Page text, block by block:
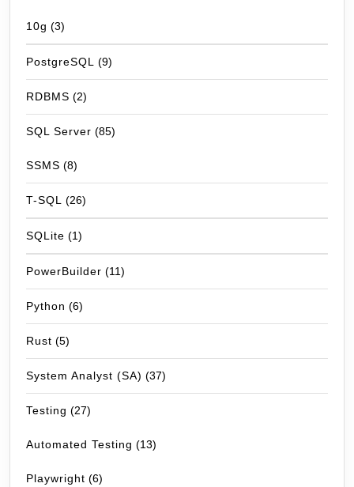
10g (3)
PostgreSQL (9)
RDBMS (2)
SQL Server (85)
SSMS (8)
T-SQL (26)
SQLite (1)
PowerBuilder (11)
Python (6)
Rust (5)
System Analyst (SA) (37)
Testing (27)
Automated Testing (13)
Playwright (6)